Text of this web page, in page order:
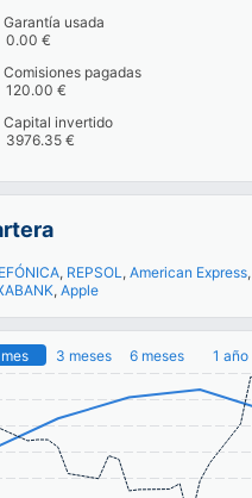
Garantía usada
0.00 €
Comisiones pagadas
120.00 €
Capital invertido
3976.35 €
, REPSOL, American Express,
, Apple
3 meses 6 meses 1 año